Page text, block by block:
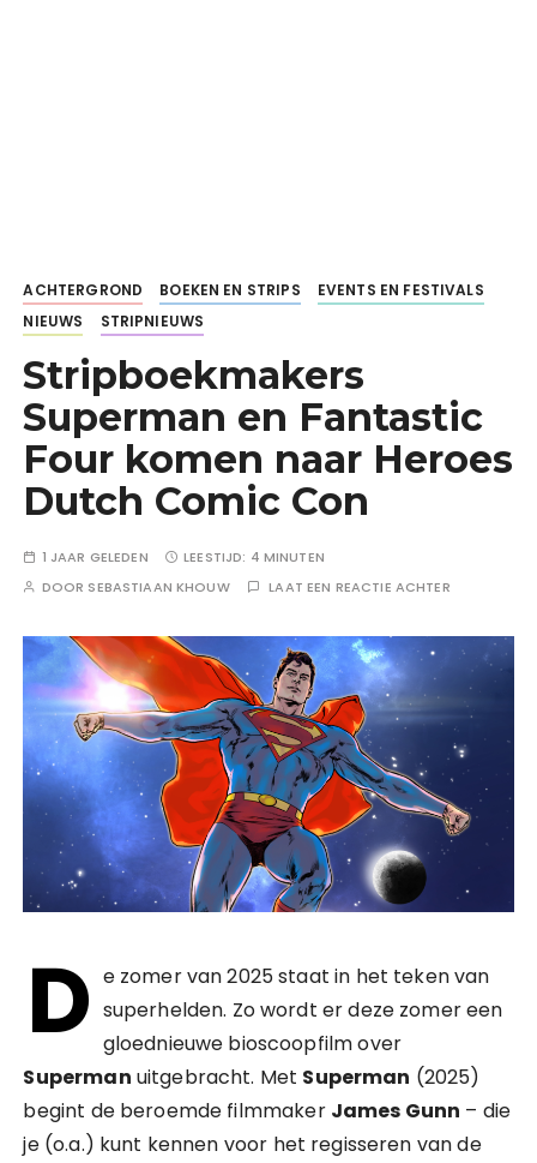
ACHTERGROND BOEKEN EN STRIPS
EVENTS EN FESTIVALS
NIEUWS
STRIPNIEUWS
Stripboekmakers
Superman en Fantastic
Four komen naar Heroes
Dutch Comic Con
1 JAAR GELEDEN LEESTIJD: 4 MINUTEN
DOOR SEBASTIAAN KHOUW LAAT EEN REACTIE ACHTER
D e zomer van 2025 staat in het teken van
superhelden. Zo wordt er deze zomer een
gloednieuwe bioscoopfilm over
Superman uitgebracht. Met Superman (2025)
begint de beroemde filmmaker James Gunn – die
je (o.a.) kunt kennen voor het regisseren van de